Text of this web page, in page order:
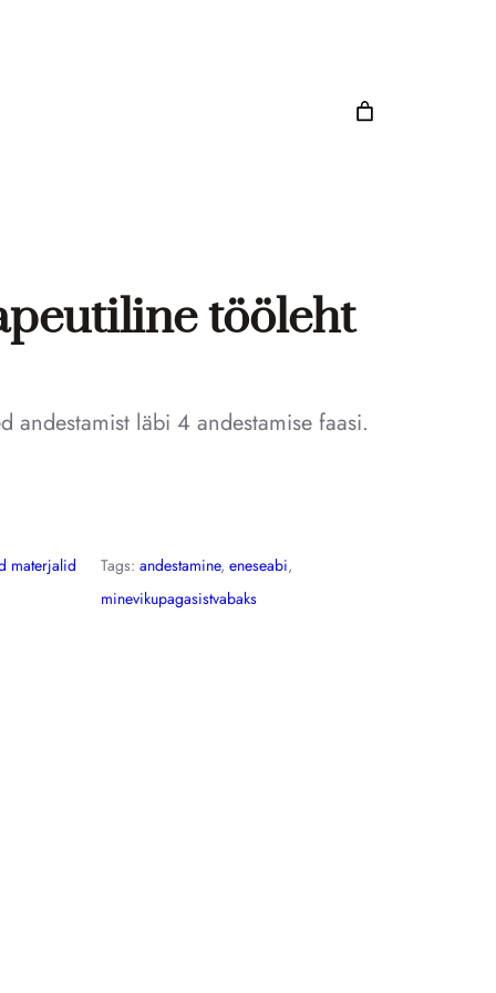
tööleht
andestamist läbi 4 andestamise faasi.
materjalid
Tags: andestamine, eneseabi
minevikupagasistvabaks